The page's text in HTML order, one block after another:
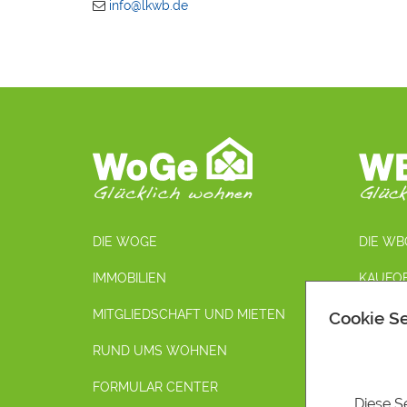
info@lkwb.de
DIE WOGE
IMMOBILIEN
MITGLIEDSCHAFT UND MIETEN
RUND UMS WOHNEN
FORMULAR CENTER
DIE
Cookie